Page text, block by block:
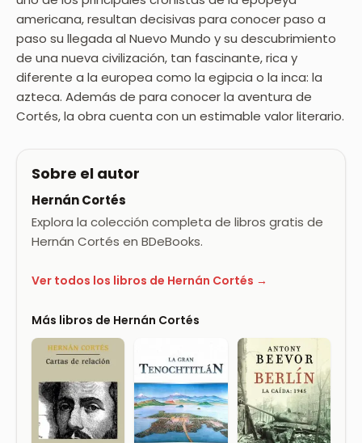
americana, resultan decisivas para conocer paso a
paso su llegada al Nuevo Mundo y su descubrimiento
de una nueva civilización, tan fascinante, rica y
diferente a la europea como la egipcia o la inca: la
azteca. Además de para conocer la aventura de
Cortés, la obra cuenta con un estimable valor literario.
Sobre el autor
Hernán Cortés
Explora la colección completa de libros gratis de
Hernán Cortés en BDeBooks.
Ver todos los libros de Hernán Cortés →
Más libros de Hernán Cortés